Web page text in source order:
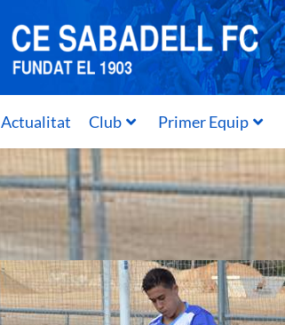
Actualitat Club Primer Equip